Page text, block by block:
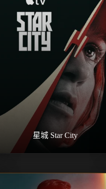
星城 Star City